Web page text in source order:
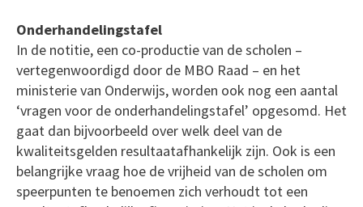
Onderhandelingstafel
In de notitie, een co-productie van de scholen –
vertegenwoordigd door de MBO Raad – en het
ministerie van Onderwijs, worden ook nog een aantal
‘vragen voor de onderhandelingstafel’ opgesomd. Het
gaat dan bijvoorbeeld over welk deel van de
kwaliteitsgelden resultaatafhankelijk zijn. Ook is een
belangrijke vraag hoe de vrijheid van de scholen om
speerpunten te benoemen zich verhoudt tot een